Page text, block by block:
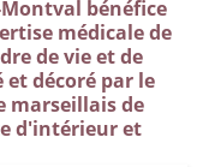
bénéfice
médicale de
de vie et de
décoré par le
marseillais de
d'intérieur et